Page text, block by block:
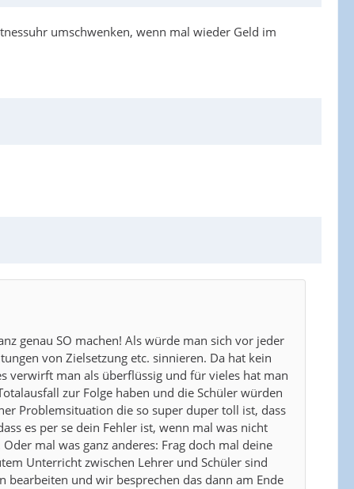
umschwenken, wenn mal wieder Geld im
genau SO machen! Als würde man sich vor jeder
von Zielsetzung etc. sinnieren. Da hat kein
verwirft man als überflüssig und für vieles hat man
zur Folge haben und die Schüler würden
Problemsituation die so super duper toll ist, dass
es per se dein Fehler ist, wenn mal was nicht
mal was ganz anderes: Frag doch mal deine
Unterricht zwischen Lehrer und Schüler sind
bearbeiten und wir besprechen das dann am Ende